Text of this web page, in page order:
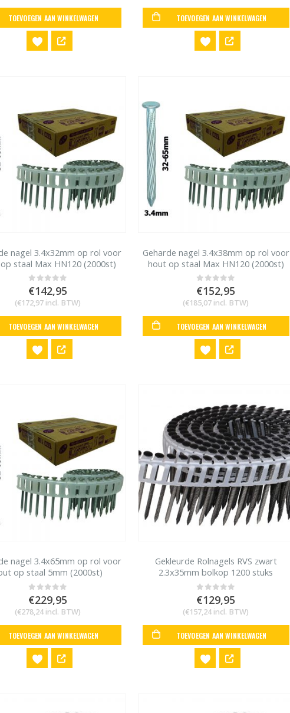
TOEVOEGEN AAN WINKELWAGEN TOEVOEGEN AAN WINKELWAGEN
nagel 3.4x32mm op rol voor
staal Max HN120 (2000st)
0out of 5
€142,95
(€172,97 incl. BTW)
TOEVOEGEN AAN WINKELWAGEN
Geharde nagel 3.4x38mm op rol voor
hout op staal Max HN120 (2000st)
0out of 5
€152,95
(€185,07 incl. BTW)
TOEVOEGEN AAN WINKELWAGEN
nagel 3.4x65mm op rol voor
op staal 5mm (2000st)
0out of 5
€229,95
(€278,24incl. BTW)
TOEVOEGEN AAN WINKELWAGEN
Gekleurde Rolnagels RVS zwart
2.3x35mm bolkop 1200 stuks
0out of 5
€129,95
(€157,24incl. BTW)
TOEVOEGEN AAN WINKELWAGEN